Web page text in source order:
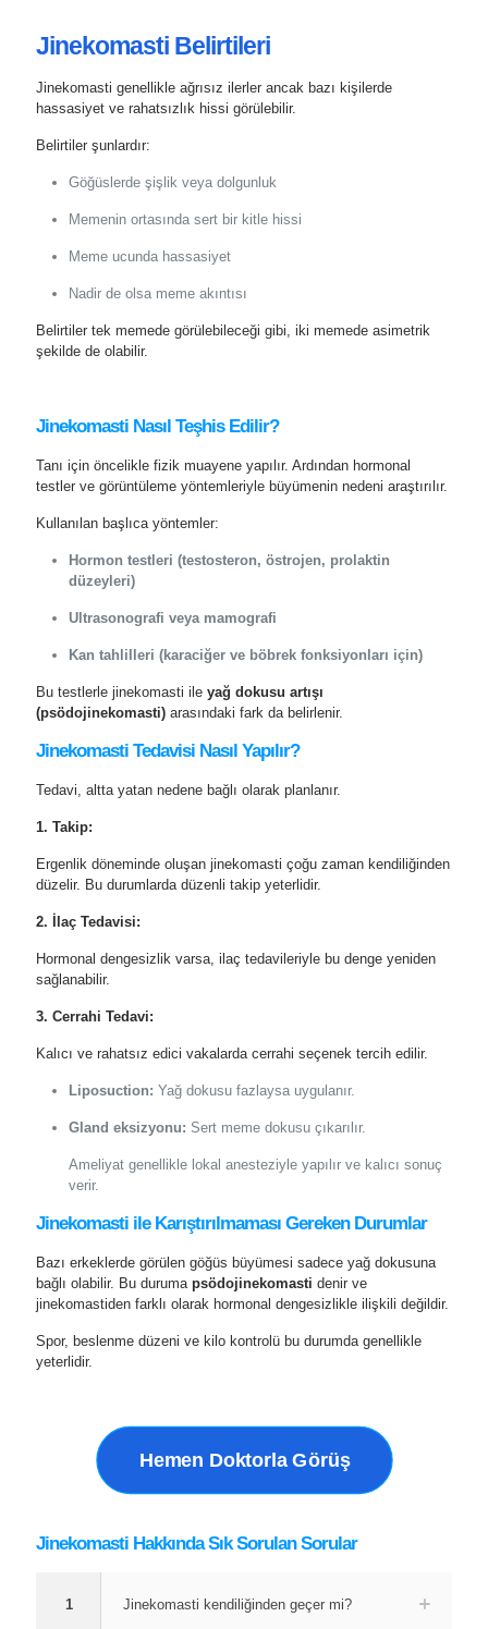
Jinekomasti Belirtileri
Jinekomasti genellikle ağrısız ilerler ancak bazı kişilerde
hassasiyet ve rahatsızlık hissi görülebilir.
Belirtiler şunlardır:
Göğüslerde şişlik veya dolgunluk
Memenin ortasında sert bir kitle hissi
Meme ucunda hassasiyet
Nadir de olsa meme akıntısı
Belirtiler tek memede görülebileceği gibi, iki memede asimetrik
şekilde de olabilir.
Jinekomasti Nasıl Teşhis Edilir?
Tanı için öncelikle fizik muayene yapılır. Ardından hormonal
testler ve görüntüleme yöntemleriyle büyümenin nedeni araştırılır.
Kullanılan başlıca yöntemler:
Hormon testleri (testosteron, östrojen, prolaktin
düzeyleri)
Ultrasonografi veya mamografi
Kan tahlilleri (karaciğer ve böbrek fonksiyonları için)
Bu testlerle jinekomasti ile yağ dokusu artışı
(psödojinekomasti) arasındaki fark da belirlenir.
Jinekomasti Tedavisi Nasıl Yapılır?
Tedavi, altta yatan nedene bağlı olarak planlanır.
1. Takip:
Ergenlik döneminde oluşan jinekomasti çoğu zaman kendiliğinden
düzelir. Bu durumlarda düzenli takip yeterlidir.
2. İlaç Tedavisi:
Hormonal dengesizlik varsa, ilaç tedavileriyle bu denge yeniden
sağlanabilir.
3. Cerrahi Tedavi:
Kalıcı ve rahatsız edici vakalarda cerrahi seçenek tercih edilir.
Liposuction: Yağ dokusu fazlaysa uygulanır.
Gland eksizyonu: Sert meme dokusu çıkarılır.
Ameliyat genellikle lokal anesteziyle yapılır ve kalıcı sonuç
verir.
Jinekomasti ile Karıştırılmaması Gereken Durumlar
Bazı erkeklerde görülen göğüs büyümesi sadece yağ dokusuna
bağlı olabilir. Bu duruma psödojinekomasti denir ve
jinekomastiden farklı olarak hormonal dengesizlikle ilişkili değildir.
Spor, beslenme düzeni ve kilo kontrolü bu durumda genellikle
yeterlidir.
Hemen Doktorla Görüş
Jinekomasti Hakkında Sık Sorulan Sorular
1 Jinekomasti kendiliğinden geçer mi?